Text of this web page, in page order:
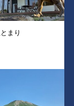
まり